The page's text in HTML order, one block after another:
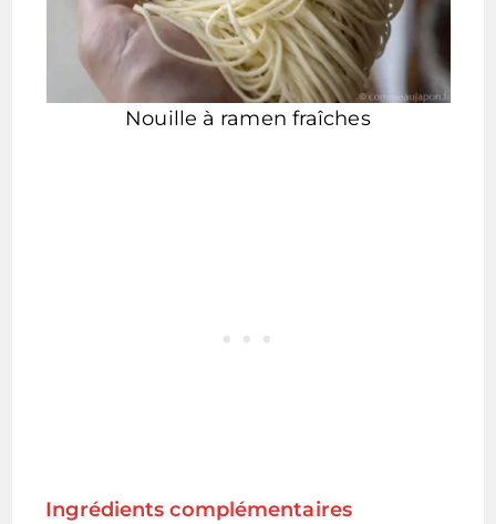
Nouille à ramen fraîches
Ingrédients complémentaires